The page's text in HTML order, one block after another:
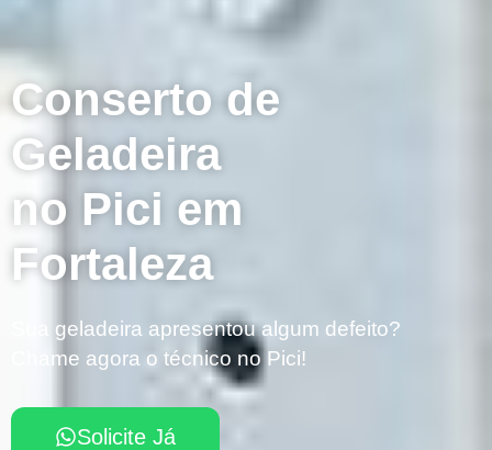
Conserto de
Geladeira
no Pici em
Fortaleza
Sua geladeira apresentou algum defeito?
Chame agora o técnico no Pici!
Solicite Já